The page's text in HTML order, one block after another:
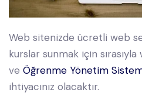
Web sitenizde ücretli web
kurslar sunmak için sırasıyla
ve Öğrenme Yönetim
ihtiyacınız olacaktır.